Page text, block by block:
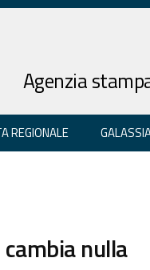
Agenzia
REGIONALE
nulla